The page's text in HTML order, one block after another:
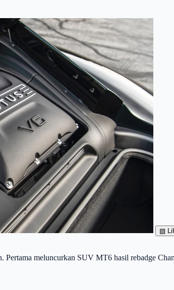
▧
meluncurkan SUV MT6 hasil rebadge